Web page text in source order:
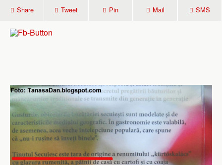
Share Tweet Pin Mail SMS